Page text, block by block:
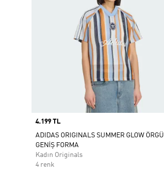
Price
4.199 TL
ADIDAS ORIGINALS SUMMER GLOW ÖRGÜ
GENİŞ FORMA
Kadın Originals
4 renk